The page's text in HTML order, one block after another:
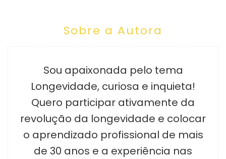
Sobre a Autora
Sou apaixonada pelo tema
Longevidade, curiosa e inquieta!
Quero participar ativamente da
revolução da longevidade e colocar
o aprendizado profissional de mais
de 30 anos e a experiência nas